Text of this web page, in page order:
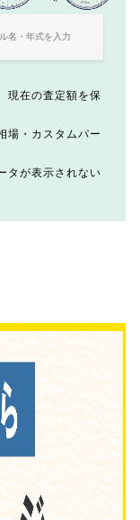
現在の査定額を保
場・カスタムパー
タが表示されない